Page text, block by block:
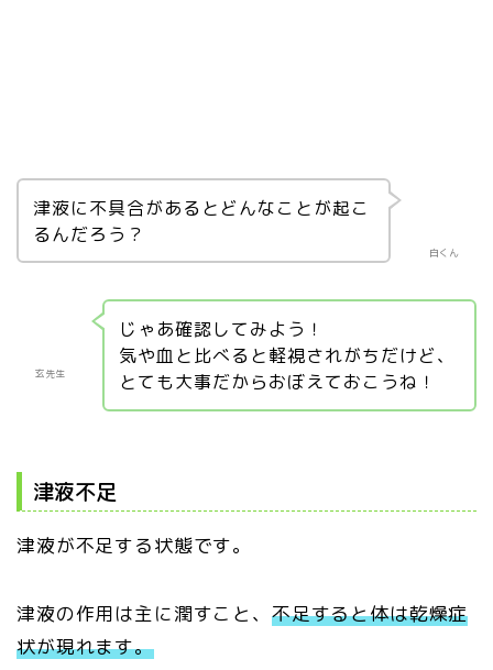
白くん
津液に不具合があるとどんなことが起こ
るんだろう？
玄先生
じゃあ確認してみよう！
気や血と比べると軽視されがちだけど、
とても大事だからおぼえておこうね！
津液不足
津液が不足する状態です。
津液の作用は主に潤すこと、 不足すると体は乾燥症
状が現れます。